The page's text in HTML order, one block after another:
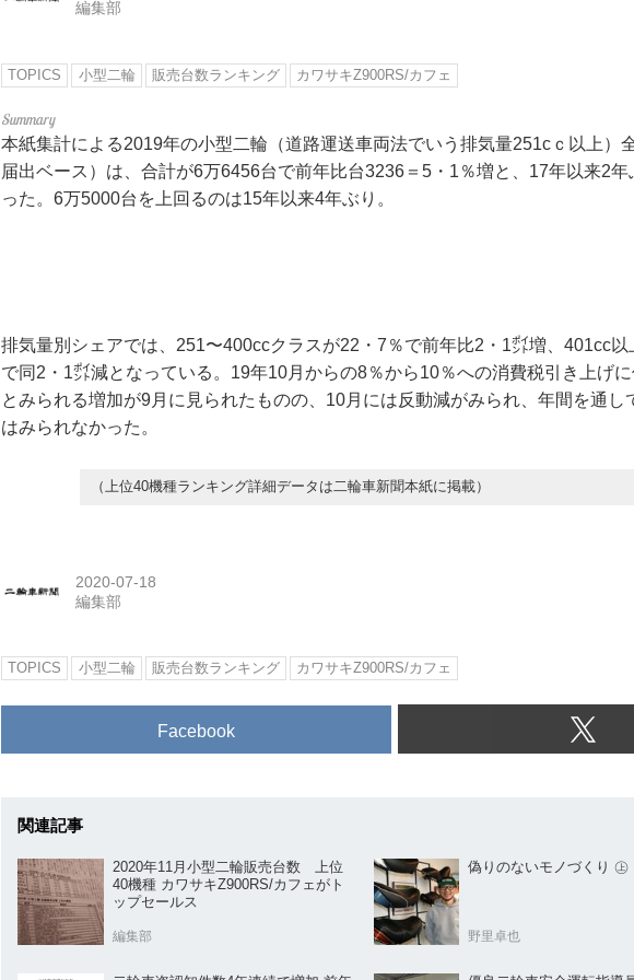
編集部
TOPICS 小型二輪 販売台数ランキング カワサキZ900RS/カフェ
本紙集計による2019年の小型二輪（道路運送車両法でいう排気量251cｃ以上）
届出ベース）は、合計が6万6456台で前年比台3236＝5・1％増と、17年以来2
った。6万5000台を上回るのは15年以来4年ぶり。
排気量別シェアでは、251〜400ccクラスが22・7％で前年比2・1㌽増、401cc以
で同2・1㌽減となっている。19年10月からの8％から10％への消費税引き上げ
とみられる増加が9月に見られたものの、10月には反動減がみられ、年間を通し
はみられなかった。
（上位40機種ランキング詳細データは二輪車新聞本紙に掲載）
2020-07-18
編集部
TOPICS 小型二輪 販売台数ランキング カワサキZ900RS/カフェ
Facebook
関連記事
2020年11月小型二輪販売台数 上位
40機種 カワサキZ900RS/カフェがト
ップセールス
編集部
偽りのないモノづくり ㊤
野里卓也